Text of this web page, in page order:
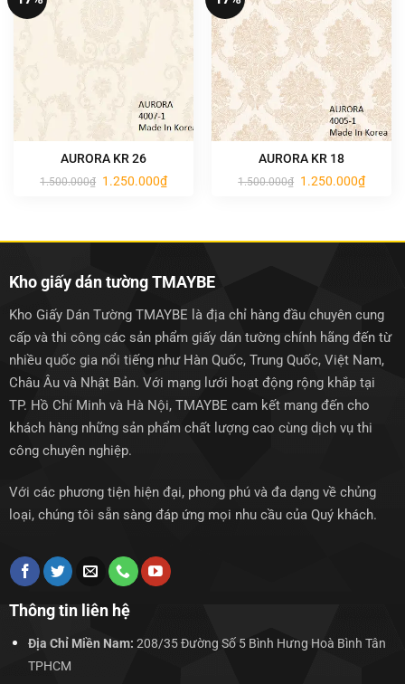
AURORA KR 26
1.500.000₫ Giá
gốc
1.250.000₫Giá
hiện
AURORA KR 18
1.500.000₫ Giá
gốc
1.250.000₫Giá
hiện
Kho giấy dán tường TMAYBE
Kho Giấy Dán Tường TMAYBE là địa chỉ hàng đầu chuyên cung
cấp và thi công các sản phẩm giấy dán tường chính hãng đến từ
nhiều quốc gia nổi tiếng như Hàn Quốc, Trung Quốc, Việt Nam,
Châu Âu và Nhật Bản. Với mạng lưới hoạt động rộng khắp tại
TP. Hồ Chí Minh và Hà Nội, TMAYBE cam kết mang đến cho
khách hàng những sản phẩm chất lượng cao cùng dịch vụ thi
công chuyên nghiệp.
Với các phương tiện hiện đại, phong phú và đa dạng về chủng
loại, chúng tôi sẵn sàng đáp ứng mọi nhu cầu của Quý khách.
Thông tin liên hệ
Địa Chỉ Miền Nam: 208/35 Đường Số 5 Bình Hưng Hoà Bình Tân
TPHCM